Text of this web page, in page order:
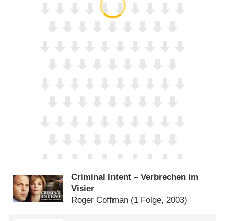
Criminal Intent – Verbrechen im
Visier
Roger Coffman (1 Folge, 2003)